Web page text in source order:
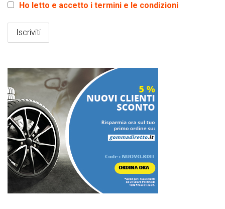
Ho letto e accetto i termini e le condizioni